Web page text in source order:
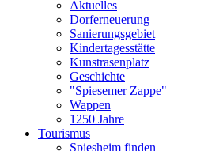
Aktuelles
Dorferneuerung
Sanierungsgebiet
Kindertagesstätte
Kunstrasenplatz
Geschichte
"Spiesemer Zappe"
Wappen
1250 Jahre
Tourismus
Spiesheim finden